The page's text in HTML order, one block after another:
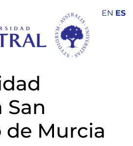
San
Murcia
EN ES